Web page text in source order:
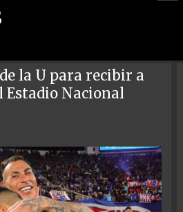
la U para recibir a
Estadio Nacional